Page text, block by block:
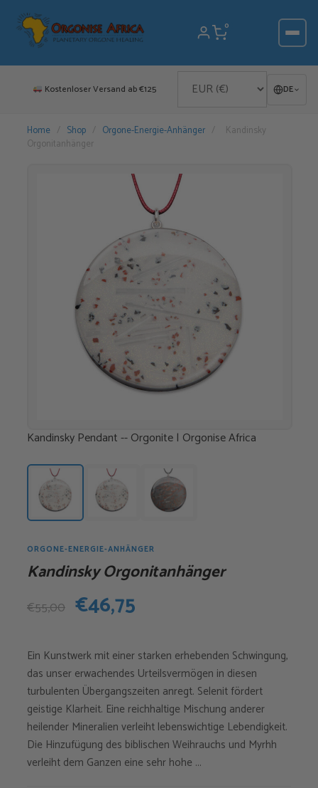
Inhalt
springen
0
Kostenloser Versand ab €125 DE
Home / Shop / Orgone-Energie-Anhänger /
Kandinsky
Orgonitanhänger
Kandinsky Pendant -- Orgonite | Orgonise Africa
ORGONE-ENERGIE-ANHÄNGER
Kandinsky Orgonitanhänger
€55,00 Ursprünglicher
war:
€55,00
€46,75
ist:
€46,75.
Ein Kunstwerk mit einer starken erhebenden Schwingung,
das unser erwachendes Urteilsvermögen in diesen
turbulenten Übergangszeiten anregt. Selenit fördert
geistige Klarheit. Eine reichhaltige Mischung anderer
heilender Mineralien verleiht lebenswichtige Lebendigkeit.
Die Hinzufügung des biblischen Weihrauchs und Myrhh
verleiht dem Ganzen eine sehr hohe ...